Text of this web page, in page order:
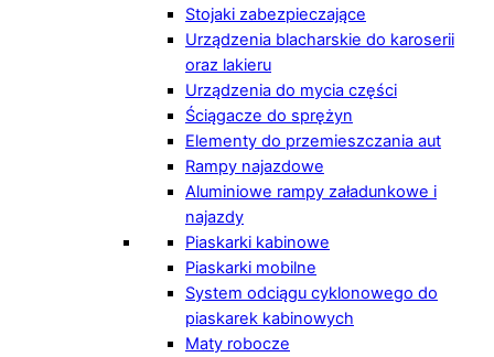
Stojaki zabezpieczające
Urządzenia blacharskie do karoserii
oraz lakieru
Urządzenia do mycia części
Ściągacze do sprężyn
Elementy do przemieszczania aut
Rampy najazdowe
Aluminiowe rampy załadunkowe i
najazdy
Piaskarki kabinowe
Piaskarki mobilne
System odciągu cyklonowego do
piaskarek kabinowych
Maty robocze